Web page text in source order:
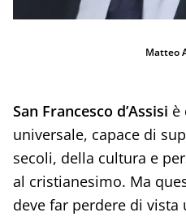
Matteo
San Francesco d’Assisi è
universale, capace di
secoli, della cultura e
al cristianesimo. Ma
deve far perdere di vista